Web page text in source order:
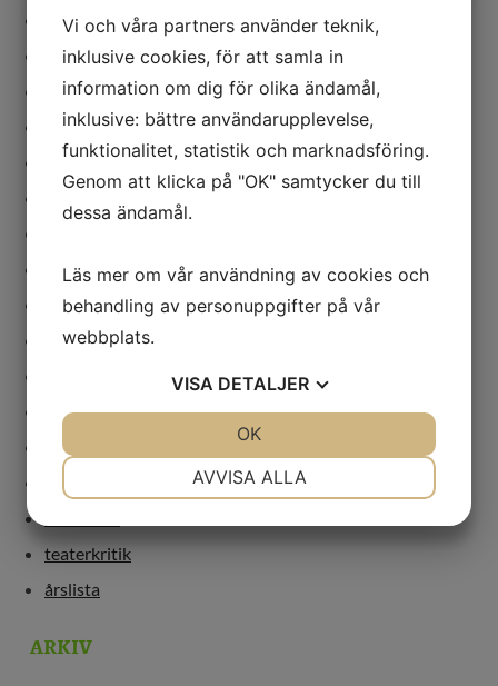
Sverige
dans
debatt
dramatiker
festival
marionetter
nycirkus
opera
revolution
scenkonst
teaterkritik
årslista
ARKIV
Vi och våra partners använder teknik,
inklusive cookies, för att samla in
information om dig för olika ändamål,
inklusive: bättre användarupplevelse,
funktionalitet, statistik och marknadsföring.
Genom att klicka på "OK" samtycker du till
dessa ändamål.
Läs mer om vår användning av cookies och
behandling av personuppgifter på vår
webbplats.
VISA DETALJER
MARKNADSFÖRING
AVVISA ALLA
OK